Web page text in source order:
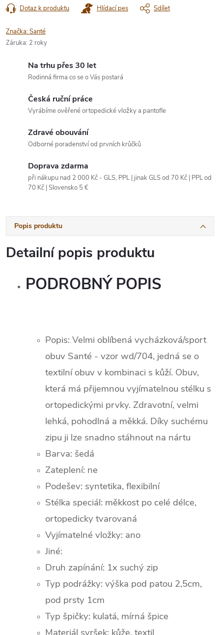
Dotaz k produktu Hlídací pes Sdílet
Značka:Santé
Záruka: 2 roky
Na trhu přes 30 let
Rodinná firma co se o Vás postará
Česká ruční práce
Vyrábíme ověřené ortopedické vložky a pantofle
Zdravé obouvání
Odborné poradenství od prvních krůčků
Doprava zdarma
při nákupu nad 2 000 Kč - GLS, PPL | jinak GLS od 70 Kč | PPL od
70 Kč | Slovensko 5 €
Popis produktu
Detailní popis produktu
PODROBNÝ POPIS
Popis: Velmi oblíbená vycházková/sport
obuv Santé - vzor wd/704, jedná se o
textilní obuv v kombinaci s kůží. Obuv,
která má přijemnou vyjímatelnou stélku s
ortopedickými prvky. Zdravotní, velmi
lehká, pohodlná a měkká. Díky suchému
zipu ji lze snadno stáhnout na nártu
Barva: šedá
Zateplení: ne
Podešev: syntetika, flexibilní
Stélka speciál: měkkost po celé délce,
ortopedicky tvarovaná
Vyjímatelné vložky: ano
Jiné:
Druh zapínání: 1x suchý zip
Typ podrážky: výška pod patou 2,5cm,
pod prsty 1cm
Typ špičky: kulatá, mírná špice
Materiál svršek: kůže, textil